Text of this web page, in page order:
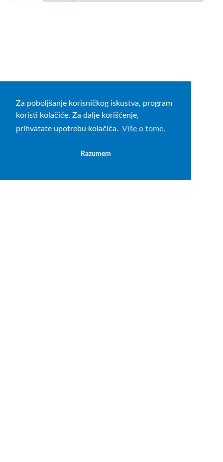
Za poboljšanje korisničkog iskustva, program
koristi kolačiće. Za dalje korišćenje,
prihvatate upotrebu kolačića. Više o tome.
Razumem